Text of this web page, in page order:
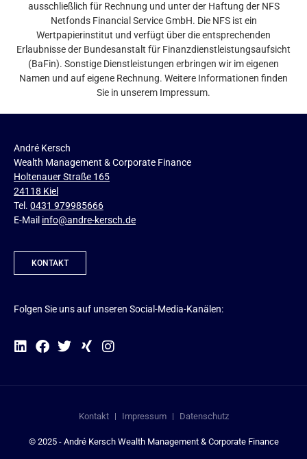
ausschließlich für Rechnung und unter der Haftung der NFS
Netfonds Financial Service GmbH. Die NFS ist ein
Wertpapierinstitut und verfügt über die entsprechenden
Erlaubnisse der Bundesanstalt für Finanzdienstleistungsaufsicht
(BaFin). Sonstige Dienstleistungen erbringen wir im eigenen
Namen und auf eigene Rechnung. Weitere Informationen finden
Sie in unserem Impressum.
André Kersch
Wealth Management & Corporate Finance
Holtenauer Straße 165
24118 Kiel
Tel. 0431 979985666
E-Mail info@andre-kersch.de
KONTAKT
Folgen Sie uns auf unseren Social-Media-Kanälen:
Kontakt Impressum Datenschutz
© 2025 - André Kersch Wealth Management & Corporate Finance